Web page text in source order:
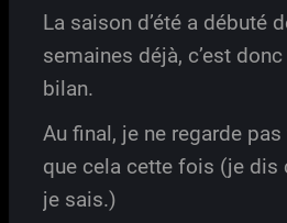
La saison d’été a débuté
semaines déjà, c’est
bilan.
Au final, je ne regarde
que cela cette fois (je dis
je sais.)